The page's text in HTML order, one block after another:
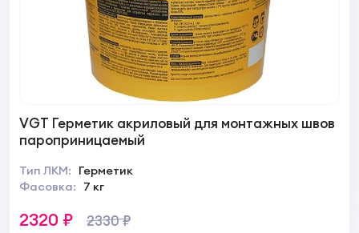
VGT Герметик акриловый для монтажных швов
пароприницаемый
Тип ЛКМ:
Герметик
Фасовка:
7 кг
2320 ₽ 2330 ₽